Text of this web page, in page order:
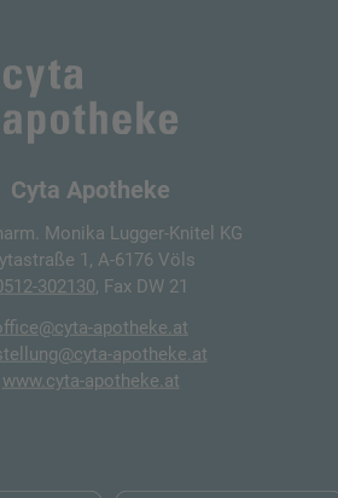
Cyta Apotheke
Monika Lugger-Knitel KG
1, A-6176 Völs
302130, Fax DW 21
apotheke.at
apotheke.at
www.cyta-apotheke.at